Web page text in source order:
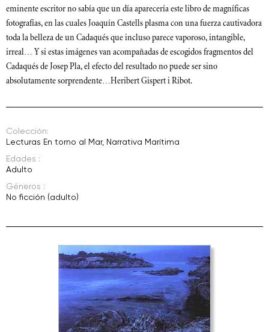
eminente escritor no sabía que un día aparecería este libro de magníficas
fotografías, en las cuales Joaquín Castells plasma con una fuerza cautivadora
toda la belleza de un Cadaqués que incluso parece vaporoso, intangible,
irreal… Y si estas imágenes van acompañadas de escogidos fragmentos del
Cadaqués de Josep Pla, el efecto del resultado no puede ser sino
absolutamente sorprendente…Heribert Gispert i Ribot.
Colección:
Lecturas En torno al Mar, Narrativa Marítima
Edades :
Adulto
Géneros :
No ficción (adulto)